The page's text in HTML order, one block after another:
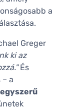
a
Greger
ki az
És
a